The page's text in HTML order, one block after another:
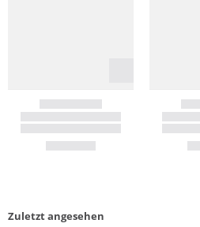
Zuletzt angesehen